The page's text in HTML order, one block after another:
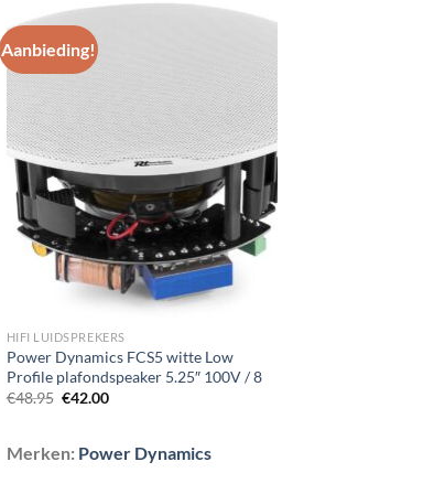
Aanbieding!
Toevoegen
aan
wenslijst
HIFI LUIDSPREKERS
Power Dynamics FCS5 witte Low
Profile plafondspeaker 5.25″ 100V / 8
€48.95 Oorspronkelijke
€42.00Huidige
Merken: Power Dynamics